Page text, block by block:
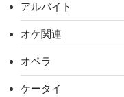
アルバイト
オケ関連
オペラ
ケータイ